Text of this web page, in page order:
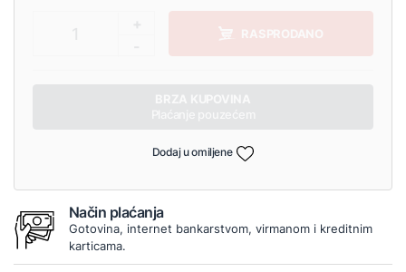
RASPRODANO
Dodaj u omiljene
Način plaćanja
Gotovina, internet bankarstvom, virmanom i kreditnim
karticama.